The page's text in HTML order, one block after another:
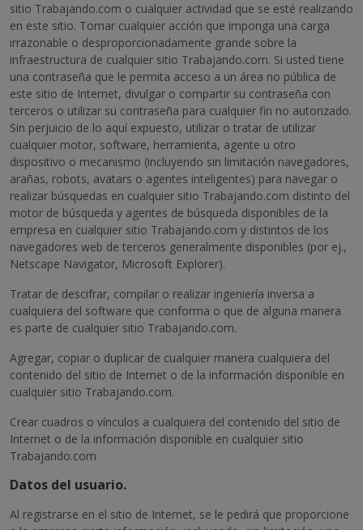
sitio Trabajando.com o cualquier actividad que se esté realizando
en este sitio. Tomar cualquier acción que imponga una carga
irrazonable o desproporcionadamente grande sobre la
infraestructura de cualquier sitio Trabajando.com. Si usted tiene
una contraseña que le permita acceso a un área no pública de
este sitio de Internet, divulgar o compartir su contraseña con
terceros o utilizar su contraseña para cualquier fin no autorizado.
Sin perjuicio de lo aquí expuesto, utilizar o tratar de utilizar
cualquier motor, software, herramienta, agente u otro
dispositivo o mecanismo (incluyendo sin limitación navegadores,
arañas, robots, avatars o agentes inteligentes) para navegar o
realizar búsquedas en cualquier sitio Trabajando.com distinto del
motor de búsqueda y agentes de búsqueda disponibles de la
empresa en cualquier sitio Trabajando.com y distintos de los
navegadores web de terceros generalmente disponibles (por ej.,
Netscape Navigator, Microsoft Explorer).
Tratar de descifrar, compilar o realizar ingeniería inversa a
cualquiera del software que conforma o que de alguna manera
es parte de cualquier sitio Trabajando.com.
Agregar, copiar o duplicar de cualquier manera cualquiera del
contenido del sitio de Internet o de la información disponible en
cualquier sitio Trabajando.com.
Crear cuadros o vínculos a cualquiera del contenido del sitio de
Internet o de la información disponible en cualquier sitio
Trabajando.com
Datos del usuario.
Al registrarse en el sitio de Internet, se le pedirá que proporcione